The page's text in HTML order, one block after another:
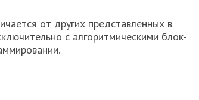
от других представленных в
с алгоритмическими блок-